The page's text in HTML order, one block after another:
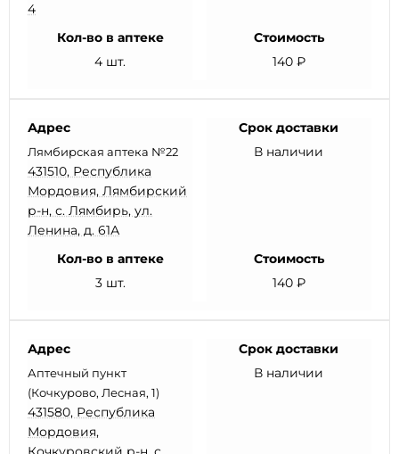
4
Кол-во в аптеке
4 шт.
Стоимость
140 ₽
Адрес
Лямбирская аптека №22
431510, Республика
Мордовия, Лямбирский
р-н, с. Лямбирь, ул.
Ленина, д. 61А
Срок доставки
В наличии
Кол-во в аптеке
3 шт.
Стоимость
140 ₽
Адрес
Аптечный пункт
(Кочкурово, Лесная, 1)
431580, Республика
Мордовия,
Срок доставки
В наличии